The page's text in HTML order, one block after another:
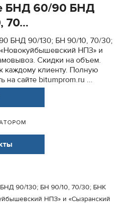
БНД 60/90 БНД
70...
БНД 90/130; БН 90/10, 70/30;
НПЗ» и
Скидки на объем.
каждому клиенту. Полную
на сайте bitumprom.ru ...
90/130; БН 90/10, 70/30; БНК
НПЗ» и «Сызранский